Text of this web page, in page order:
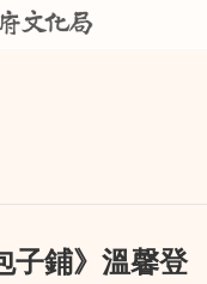
子鋪》溫馨登